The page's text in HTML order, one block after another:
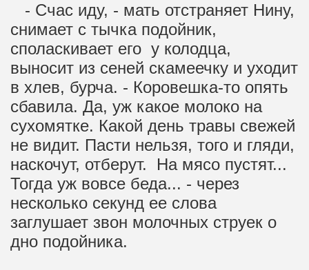
- Счас иду, - мать отстраняет Нину,
снимает с тычка подойник,
споласкивает его у колодца,
выносит из сеней скамеечку и уходит
в хлев, бурча. - Коровешка-то опять
сбавила. Да, уж какое молоко на
сухомятке. Какой день травы свежей
не видит. Пасти нельзя, того и гляди,
наскочут, отберут. На мясо пустят...
Тогда уж вовсе беда... - через
несколько секунд ее слова
заглушает звон молочных струек о
дно подойника.